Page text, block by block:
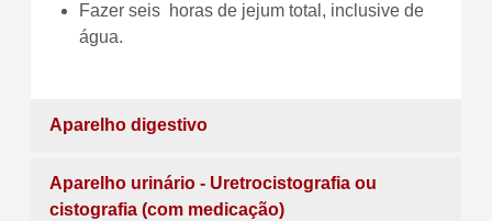
Fazer seis horas de jejum total, inclusive de
água.
Aparelho digestivo
Aparelho urinário - Uretrocistografia ou
cistografia (com medicação)